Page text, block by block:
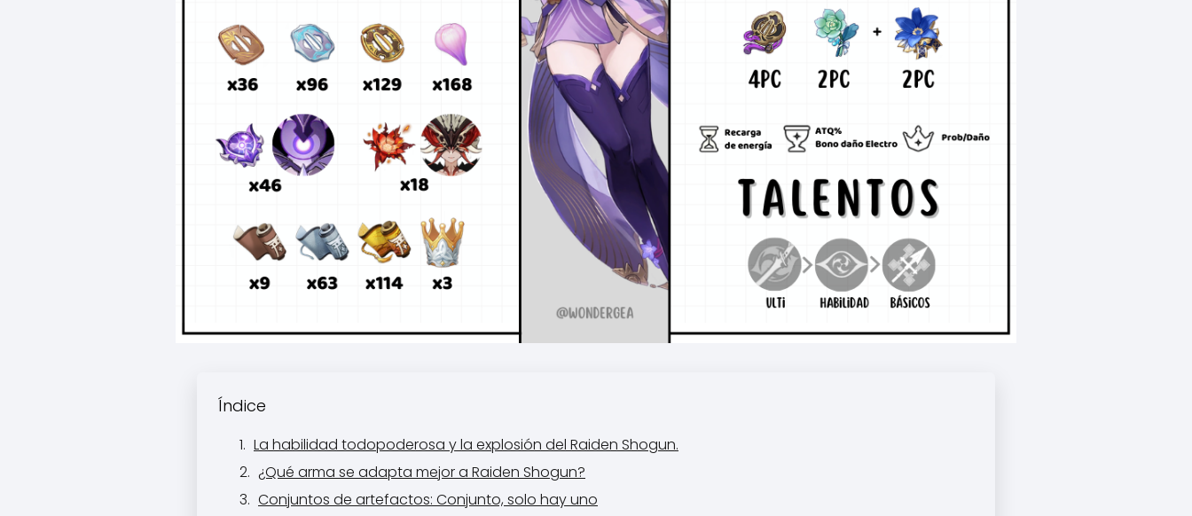
Índice
La habilidad todopoderosa y la explosión del Raiden Shogun.
¿Qué arma se adapta mejor a Raiden Shogun?
Conjuntos de artefactos: Conjunto, solo hay uno